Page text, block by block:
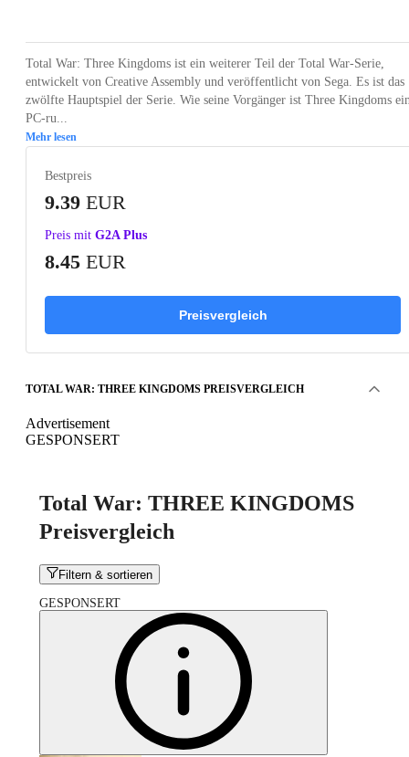
Total War: Three Kingdoms ist ein weiterer Teil der Total War-Serie,
entwickelt von Creative Assembly und veröffentlicht von Sega. Es ist das
zwölfte Hauptspiel der Serie. Wie seine Vorgänger ist Three Kingdoms
PC-ru...
Mehr lesen
Bestpreis
9.39 EUR
Preis mit G2A Plus
8.45 EUR
Preisvergleich
TOTAL WAR: THREE KINGDOMS PREISVERGLEICH
Advertisement
GESPONSERT
Total War: THREE KINGDOMS
Preisvergleich
Filtern & sortieren
GESPONSERT